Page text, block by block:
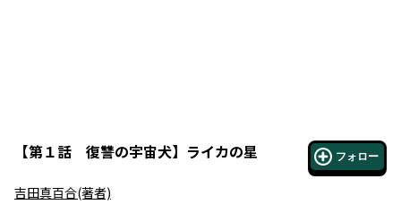
【第１話 復讐の宇宙犬】 ライカの星 フォロー
吉田真百合(著者)